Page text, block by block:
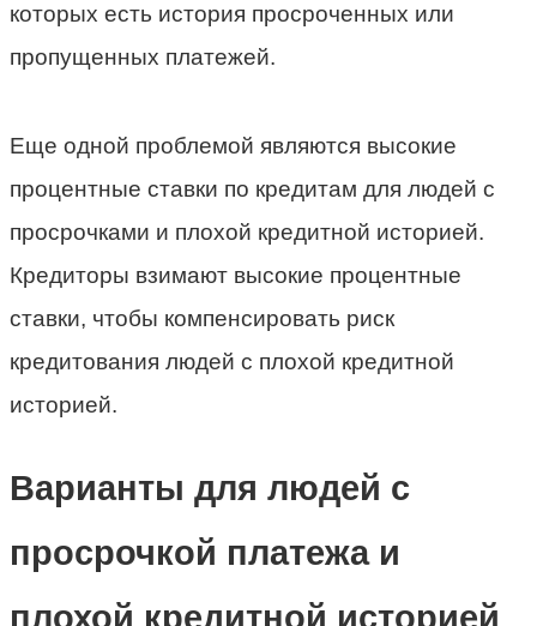
которых есть история просроченных или
пропущенных платежей.
Еще одной проблемой являются высокие
процентные ставки по кредитам для людей с
просрочками и плохой кредитной историей.
Кредиторы взимают высокие процентные
ставки, чтобы компенсировать риск
кредитования людей с плохой кредитной
историей.
Варианты для людей с
просрочкой платежа и
плохой кредитной историей